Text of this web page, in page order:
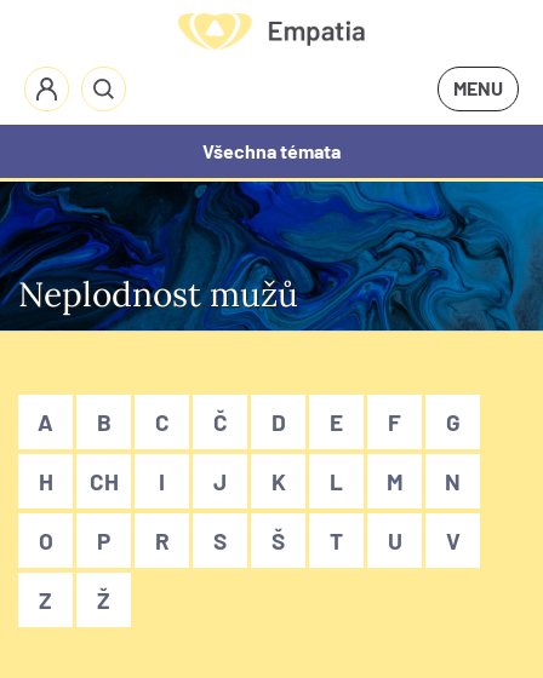
MENU
Všechna témata
Neplodnost mužů
A B C Č D E F G
H CH I J K L M N
O P R S Š T U V
Z Ž